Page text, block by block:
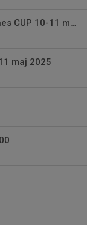
Anmälda brottare till Ostens Minnes CUP 10-11 maj 2025
maj 2025